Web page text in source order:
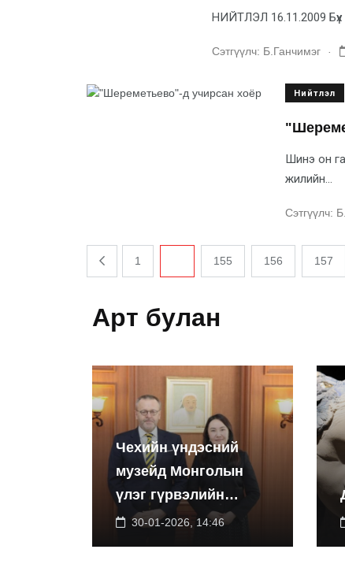
НИЙТЛЭЛ 16.11.2009 Бүх
Сэтгүүлч: Б.Ганчимэг
Нийтлэл
Шинэ он
жилийн...
Сэтгүүлч:
1 155 156 157
Арт булан
Чехийн үндэсний
музейд Монголын
үлэг гүрвэлийн
үзэсгэлэнг дэлгэнэ
30-01-2026, 14:46